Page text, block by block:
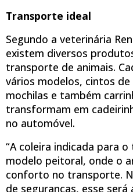
Transporte ideal
Segundo a veterinária
existem diversos
transporte de animais.
vários modelos, cintos de
mochilas e também
transformam em
no automóvel.
“A coleira indicada para
modelo peitoral, onde o
conforto no transporte.
de seguranças, esse